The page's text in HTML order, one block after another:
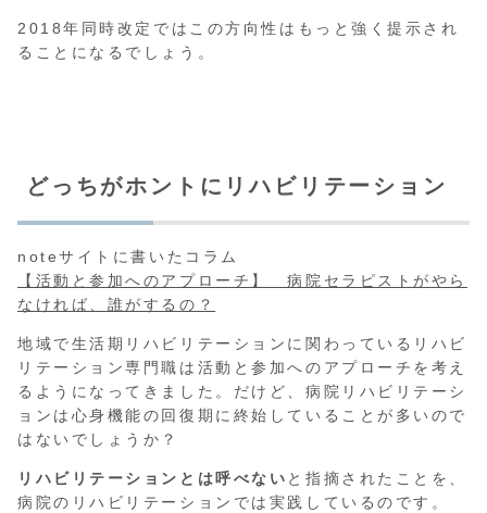
2018年同時改定ではこの方向性はもっと強く提示され
ることになるでしょう。
どっちがホントにリハビリテーション
noteサイトに書いたコラム
【活動と参加へのアプローチ】 病院セラピストがやら
なければ、誰がするの？
地域で生活期リハビリテーションに関わっているリハビ
リテーション専門職は活動と参加へのアプローチを考え
るようになってきました。だけど、病院リハビリテーシ
ョンは心身機能の回復期に終始していることが多いので
はないでしょうか？
リハビリテーションとは呼べない と指摘されたことを、
病院のリハビリテーションでは実践しているのです。